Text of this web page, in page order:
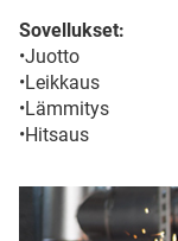
Sovellukset:
•Juotto
•Leikkaus
•Lämmitys
•Hitsaus